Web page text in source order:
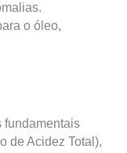
o óleo,
fundamentais
de Acidez Total),